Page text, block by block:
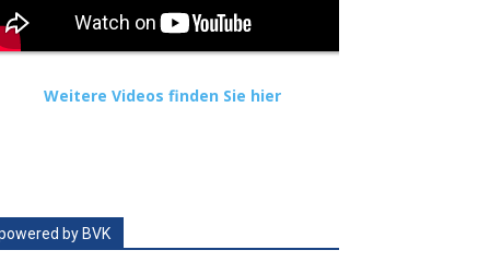
Weitere Videos finden Sie hier
by BVK